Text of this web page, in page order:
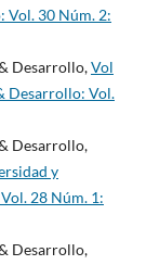
Vol. 30 Núm. 2:
Desarrollo,Vol
Desarrollo: Vol.
Desarrollo,
y
28 Núm. 1:
Desarrollo,